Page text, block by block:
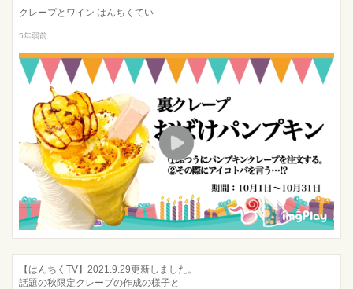
クレープとワイン はんちくてい
5年弱前
【はんちくTV】2021.9.29更新しました。
話題の秋限定クレープの作成の様子と